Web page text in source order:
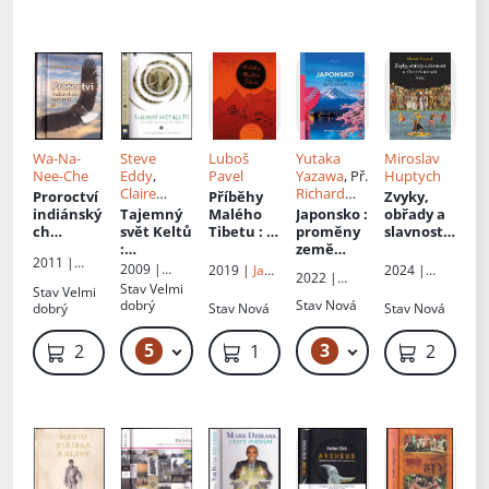
Wa-Na-
Nee-Che
Proroctví
indiánský
ch
2011 |
StavVelmi
dobrý
239 Kč
Steve
Eddy,
Claire
Hamilton,
Př.Jan
Feldstein
Tajemný
svět Keltů
:
poodhale
né
dědictví
keltské
tradice
2009 |
Zoner
Press
StavVelmi
dobrý
5 199 Kč – 249 Kč
Luboš
Pavel
Příběhy
Malého
Tibetu : o
,
současno
sti a
budoucno
sti podle
obyvatel
vesnice
2019 | Jan
Stav Nová
199 Kč
Yutaka
Yazawa, Př.
Richard
Janda
Japonsko:
proměny
země
2022 |
Stav Nová
3 279 Kč – 449 Kč
Miroslav
Huptych
Zvyky,
obřady a
slavnosti
národů
světa
2024 |
Stav Nová
2 099